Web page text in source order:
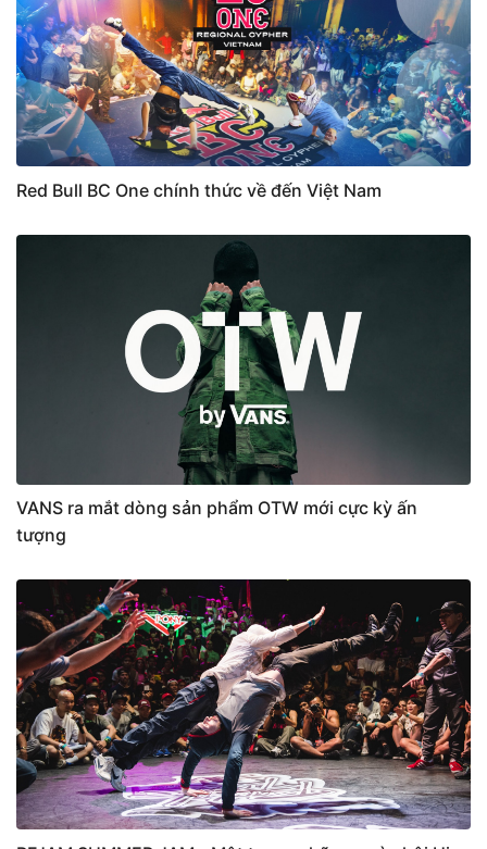
Red Bull BC One chính thức về đến Việt Nam
VANS ra mắt dòng sản phẩm OTW mới cực kỳ ấn
tượng